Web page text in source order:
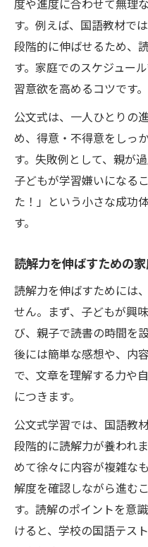
度や進度に合わせて無理
す。例えば、国語教材で
段階的に伸ばせるため、
す。家庭でのスケジュー
習意欲を高めるコツです。
公文式は、一人ひとりの
め、得意・不得意をしっ
す。失敗例として、親が
子どもが学習嫌いになる
た！」という小さな成功
す。
読解力を伸ばすための
読解力を伸ばすためには
せん。まず、子どもが興
び、親子で読書の時間を
後には簡単な感想や、内
で、文章を理解する力や
につきます。
公文式学習では、国語教
段階的に読解力が養われ
めて徐々に内容が複雑な
解度を確認しながら進む
す。読解のポイントを意
けると、学校の国語テス